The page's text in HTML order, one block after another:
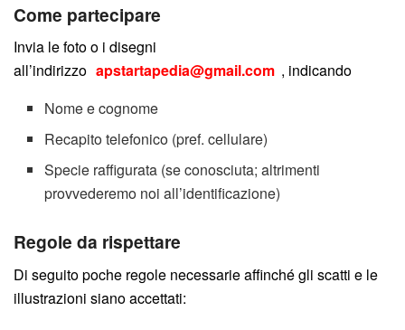
Come partecipare
Invia le foto o i disegni
all’indirizzo apstartapedia@gmail.com , indicando
Nome e cognome
Recapito telefonico (pref. cellulare)
Specie raffigurata (se conosciuta; altrimenti
provvederemo noi all’identificazione)
Regole da rispettare
Di seguito poche regole necessarie affinché gli scatti e le
illustrazioni siano accettati: